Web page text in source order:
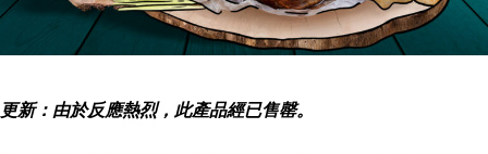
更新：由於反應熱烈，此產品經已售罄。